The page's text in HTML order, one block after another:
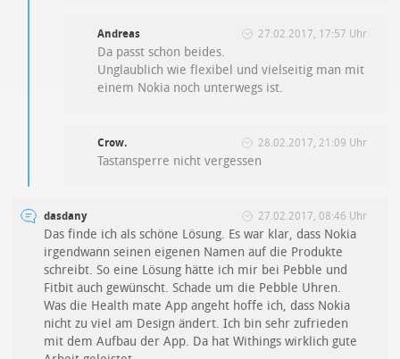
Andreas 27.02.2017, 17:57 Uhr
Da passt schon beides.
Unglaublich wie flexibel und vielseitig man mit
einem Nokia noch unterwegs ist.
Crow. 28.02.2017, 21:09 Uhr
Tastansperre nicht vergessen
dasdany 27.02.2017, 08:46 Uhr
Das finde ich als schöne Lösung. Es war klar, dass Nokia
irgendwann seinen eigenen Namen auf die Produkte
schreibt. So eine Lösung hätte ich mir bei Pebble und
Fitbit auch gewünscht. Schade um die Pebble Uhren.
Was die Health mate App angeht hoffe ich, dass Nokia
nicht zu viel am Design ändert. Ich bin sehr zufrieden
mit dem Aufbau der App. Da hat Withings wirklich gute